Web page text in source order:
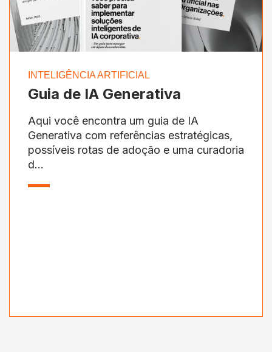
INTELIGÊNCIA ARTIFICIAL
Guia de IA Generativa
Aqui você encontra um guia de IA
Generativa com referências estratégicas,
possíveis rotas de adoção e uma curadoria
d...